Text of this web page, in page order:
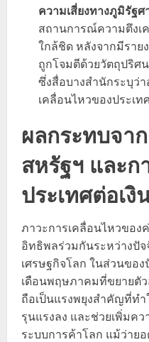
ความเสี่ยงทางภูมิรัฐศ
สถานการณ์ความตึงเ
ใกล้ชิด หลังจากมีราย
ถูกโจมตีด้วยวัตถุปริศ
ซึ่งสื่อบางสำนักระบุว่
เคลื่อนไหวของประเ
ผลกระทบจา
สหรัฐฯ และก
ประเทศต่อเงิ
ภาวะการเคลื่อนไหวของ
อิทธิพลร่วมกันระหว่างปั
เศรษฐกิจโลก ในส่วนขอ
เดือนพฤษภาคมที่ขยายตัว
ถือเป็นแรงพยุงสำคัญที่ท
รุนแรงลง และช่วยเพิ่มค
ระบบการค้าโลก แม้ว่าย